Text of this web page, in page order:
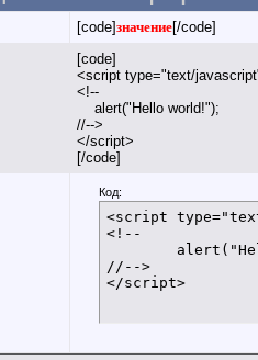
[code]значение[/code]
[code]
<script type="text/
<!--
alert("Hello world!");
//-->
</script>
[/code]
Код:
<script
<!--
//-->
</script>